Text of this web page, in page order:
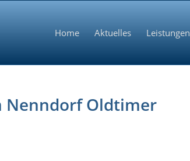
Home Aktuelles Leistungen
Nenndorf Oldtimer